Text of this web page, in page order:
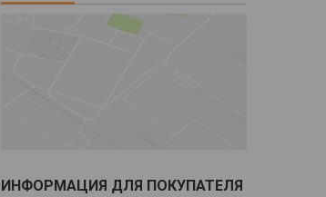
ИНФОРМАЦИЯ ДЛЯ ПОКУПАТЕЛЯ